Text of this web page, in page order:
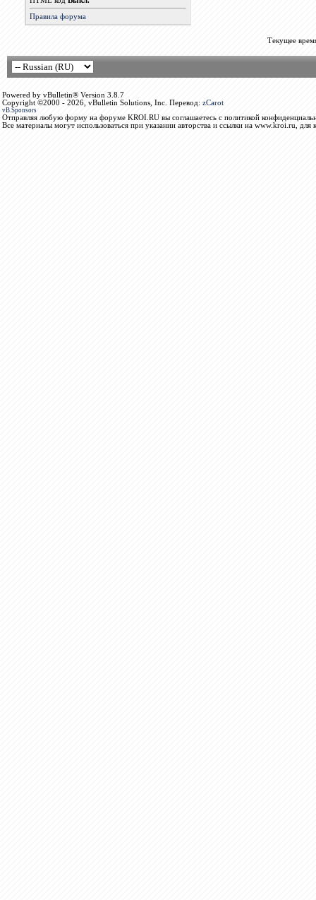
Правила форума
Текущее
Powered by vBulletin® Version 3.8.7
Copyright ©2000 - 2026, vBulletin Solutions, Inc. Перевод: zCarot
vB.Sponsors
Отправляя любую форму на форуме KROI.RU вы соглашаетесь с политикой
Все материалы могут использоваться при указании авторства и ссылки на www.kroi.ru, для